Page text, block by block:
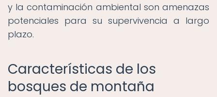
y la contaminación ambiental son amenazas
potenciales para su supervivencia a largo
plazo.
Características de los
bosques de montaña